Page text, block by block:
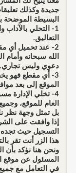
جديدة وكذلك
البسيطة الموضحة
1- التحلي بالآداب
التعاليق.
2- عند تحميل أي
الله سبحانه وأمام
دعوي وليس تجاري.
3- أي مقطع فهو
الموقع إلى بعد
4- تخلي الإدارة
العام للموقع،
بل تمثل وجهة نظر
إذا وافقت على
التسجيل حيث
هذا الزر أنت تقر
ونحن هنا نؤكد
المسئول عن موقع
في التعامل مع